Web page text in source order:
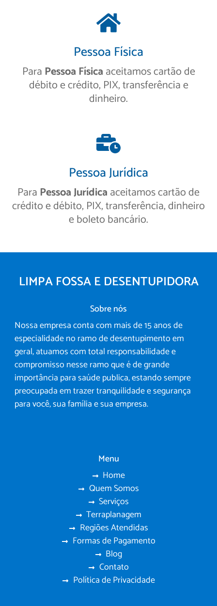
Pessoa Física
Para Pessoa Físicaaceitamos cartão de
débito e crédito, PIX, transferência e
dinheiro.
Pessoa Jurídica
Para Pessoa Jurídicaaceitamos cartão de
crédito e débito, PIX, transferência, dinheiro
e boleto bancário.
LIMPA FOSSA E DESENTUPIDORA
Sobre nós
Nossa empresa conta com mais de 15 anos de
especialidade no ramo de desentupimento em
geral, atuamos com total responsabilidade e
compromisso nesse ramo que é de grande
importância para saúde publica, estando sempre
preocupada em trazer tranquilidade e segurança
para você, sua família e sua empresa.
Menu
Home
Quem Somos
Serviços
Terraplanagem
Regiões Atendidas
Formas de Pagamento
Blog
Contato
Política de Privacidade